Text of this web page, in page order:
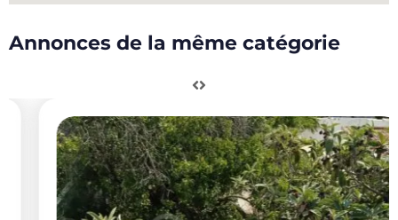
Annonces de la même catégorie